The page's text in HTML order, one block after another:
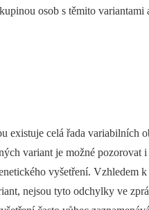
osob s těmito variantami
existuje celá řada variabilních
variant je možné pozorovat
vyšetření. Vzhledem
nejsou tyto odchylky ve